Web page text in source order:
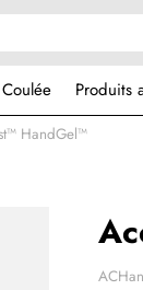
Produits
HandGel™